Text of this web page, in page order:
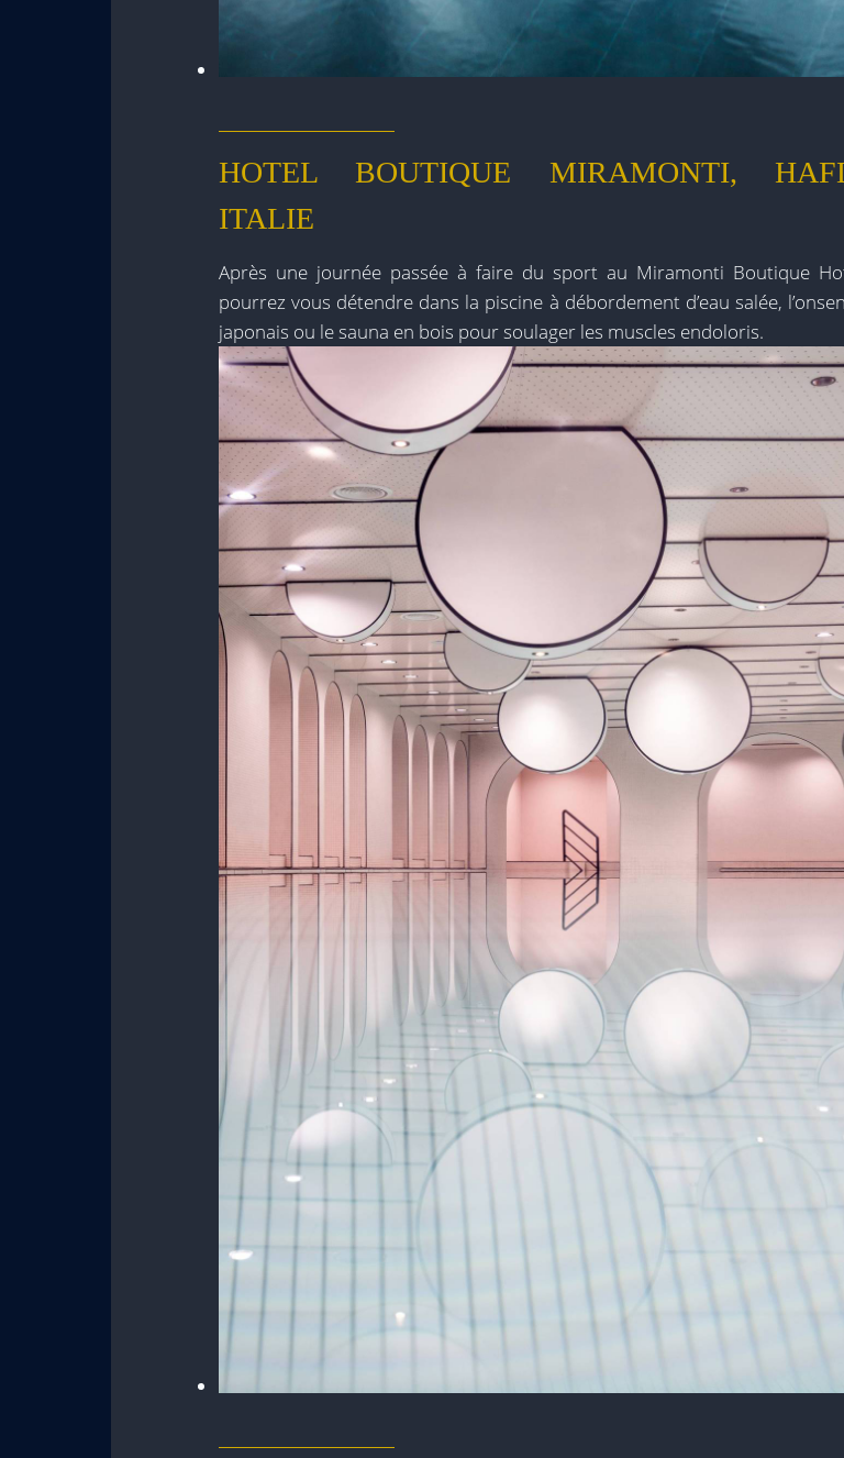
HOTEL BOUTIQUE MIRAMONTI,
ITALIE
Après une journée passée à faire du sport au Miramonti Boutique
pourrez vous détendre dans la piscine à débordement d’eau salée,
japonais ou le sauna en bois pour soulager les muscles endoloris.